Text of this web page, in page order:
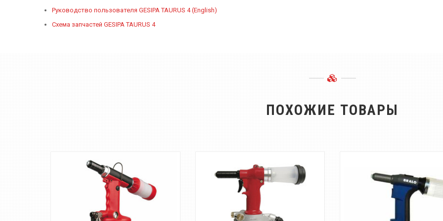
Руководство пользователя GESIPA TAURUS 4 (English)
Схема запчастей GESIPA TAURUS 4
ПОХОЖИЕ ТОВАРЫ